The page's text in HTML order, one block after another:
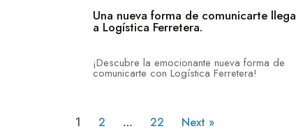
Una nueva forma de comunicarte llega
a Logística Ferretera.
¡Descubre la emocionante nueva forma de
comunicarte con Logística Ferretera!
1 2 … 22 Next »